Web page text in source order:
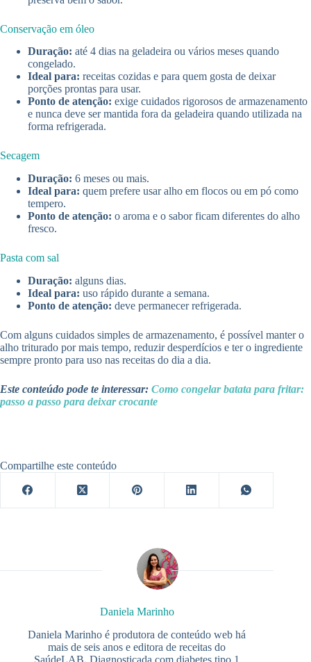
Conservação em óleo
Duração: até 4 dias na geladeira ou vários meses quando
congelado.
Ideal para: receitas cozidas e para quem gosta de deixar
porções prontas para usar.
Ponto de atenção: exige cuidados rigorosos de armazenamento
e nunca deve ser mantida fora da geladeira quando utilizada na
forma refrigerada.
Secagem
Duração: 6 meses ou mais.
Ideal para: quem prefere usar alho em flocos ou em pó como
tempero.
Ponto de atenção: o aroma e o sabor ficam diferentes do alho
fresco.
Pasta com sal
Duração: alguns dias.
Ideal para: uso rápido durante a semana.
Ponto de atenção: deve permanecer refrigerada.
Com alguns cuidados simples de armazenamento, é possível manter o
alho triturado por mais tempo, reduzir desperdícios e ter o ingrediente
sempre pronto para uso nas receitas do dia a dia.
Este conteúdo pode te interessar: Como congelar batata para fritar:
passo a passo para deixar crocante
Compartilhe este conteúdo
Daniela Marinho
Daniela Marinho é produtora de conteúdo web há
mais de seis anos e editora de receitas do
SaúdeLAB. Diagnosticada com diabetes tipo 1